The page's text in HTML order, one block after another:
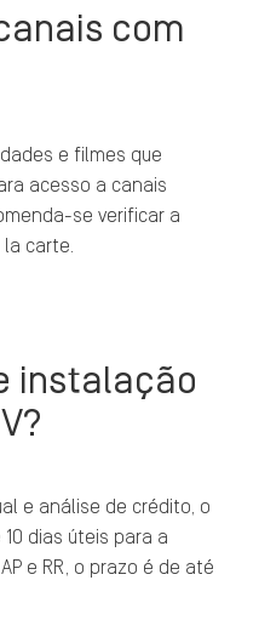
com
e filmes que
acesso a canais
se verificar a
carte.
instalação
e análise de crédito, o
dias úteis para a
e RR, o prazo é de até